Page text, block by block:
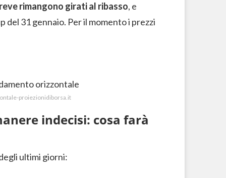
rimangono girati al ribasso, e
31 gennaio. Per il momento i prezzi
proiezionidiborsa.it
indecisi: cosa farà
ultimi giorni: